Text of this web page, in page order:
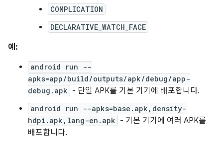
COMPLICATION
DECLARATIVE_WATCH_FACE
예:
android run --
apks=app/build/outputs/apk/debug/app-
debug.apk - 단일 APK를 기본 기기에 배포합니다.
android run --apks=base.apk,density-
hdpi.apk,lang-en.apk - 기본 기기에 여러 APK를
배포합니다.